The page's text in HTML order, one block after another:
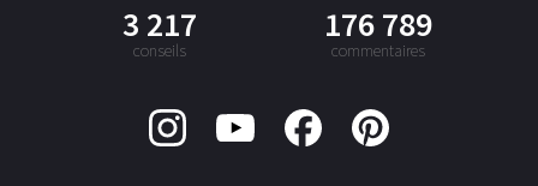
3 217
conseils
176 789
commentaires